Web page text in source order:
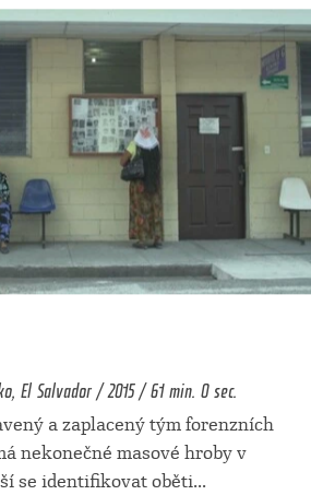
El Salvador / 2015 / 61 min. 0 sec.
a zaplacený tým forenzních
nekonečné masové hroby v
se identifikovat oběti...